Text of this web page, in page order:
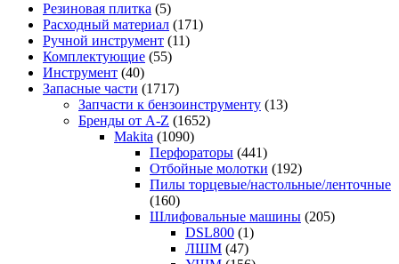
Резиновая плитка (5)
Расходный материал (171)
Ручной инструмент (11)
Комплектующие (55)
Инструмент (40)
Запасные части (1717)
Запчасти к бензоинструменту (13)
Бренды от A-Z (1652)
Makita (1090)
Перфораторы (441)
Отбойные молотки (192)
Пилы торцевые/настольные/ленточные
(160)
Шлифовальные машины (205)
DSL800 (1)
ЛШМ (47)